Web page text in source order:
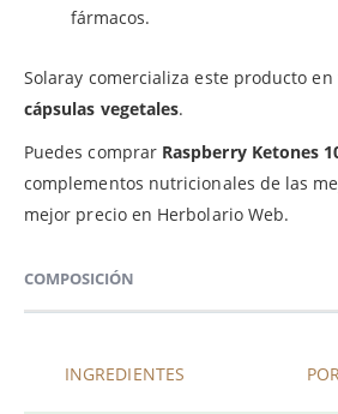
fármacos.
Solaray comercializa este producto en
cápsulas vegetales.
Puedes comprar Raspberry Ketones
complementos nutricionales de las
mejor precio en Herbolario Web.
COMPOSICIÓN
INGREDIENTES